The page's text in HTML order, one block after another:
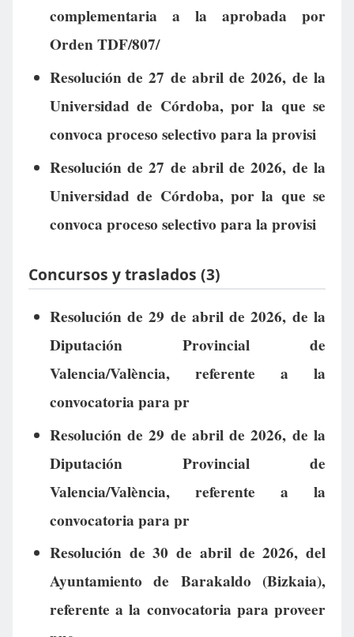
complementaria a la aprobada por
Orden TDF/807/
Resolución de 27 de abril de 2026, de la
Universidad de Córdoba, por la que se
convoca proceso selectivo para la provisi
Resolución de 27 de abril de 2026, de la
Universidad de Córdoba, por la que se
convoca proceso selectivo para la provisi
Concursos y traslados (3)
Resolución de 29 de abril de 2026, de la
Diputación Provincial de
Valencia/València, referente a la
convocatoria para pr
Resolución de 29 de abril de 2026, de la
Diputación Provincial de
Valencia/València, referente a la
convocatoria para pr
Resolución de 30 de abril de 2026, del
Ayuntamiento de Barakaldo (Bizkaia),
referente a la convocatoria para proveer